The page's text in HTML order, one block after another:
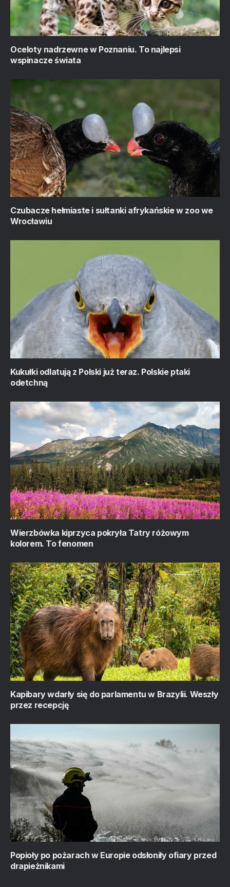
Oceloty nadrzewne w Poznaniu. To najlepsi
wspinacze świata
Czubacze hełmiaste i sułtanki afrykańskie w zoo we
Wrocławiu
Kukułki odlatują z Polski już teraz. Polskie ptaki
odetchną
Wierzbówka kiprzyca pokryła Tatry różowym
kolorem. To fenomen
Kapibary wdarły się do parlamentu w Brazylii. Weszły
przez recepcję
Popioły po pożarach w Europie odsłoniły ofiary przed
drapieżnikami